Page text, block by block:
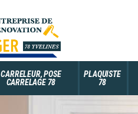
CARRELEUR, POSE
CARRELAGE 78
PLAQUISTE
78